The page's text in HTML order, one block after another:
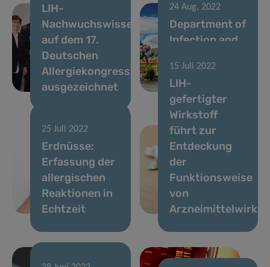
LIH-
Nachwuchswissenschaftlerin
auf dem 17.
Deutschen
Allergiekongress
ausgezeichnet
24 Aug. 2022
Department of
Infection and
triumphs at
EAACI
25 Juli 2022
Erdnüsse:
Erfassung der
allergischen
Reaktionen in
Echtzeit
15 Juli 2022
LIH-
gefertigter
Wirkstoff
führt zur
Entdeckung
der
Funktionsweise
von